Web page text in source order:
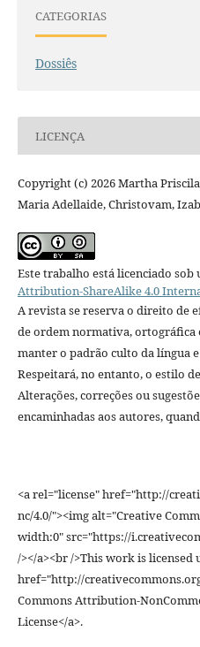
CATEGORIAS
Dossiês
LICENÇA
Copyright (c) 2026 Martha
Maria Adellaide, Christovam,
Este trabalho está licenciado sob
Attribution-ShareAlike 4.0
A revista se reserva o direito de
de ordem normativa, ortográfica
manter o padrão culto da língua
Respeitará, no entanto, o estilo
Alterações, correções ou
encaminhadas aos autores,
<a rel="license" href="http://
nc/4.0/"><img alt="Creative
width:0" src="https://
/></a><br />This work is licensed
href="http://
Commons Attribution-
License</a>.